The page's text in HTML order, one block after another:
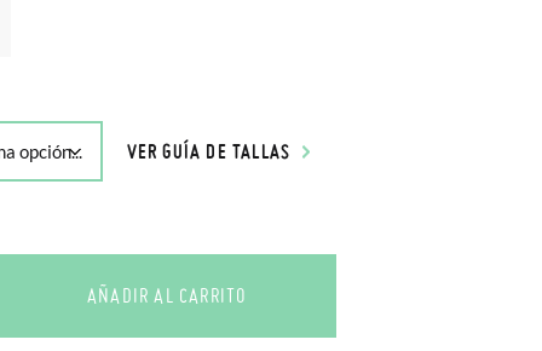
VER GUÍA DE TALLAS
AÑADIR AL CARRITO